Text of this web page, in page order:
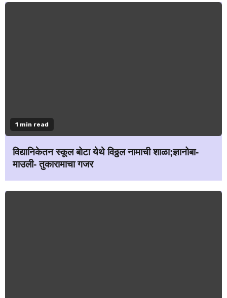
1 min read
विद्यानिकेतन स्कूल बोटा येथे विठ्ठल नामाची शाळा;ज्ञानोबा-
माउली- तुकारामाचा गजर